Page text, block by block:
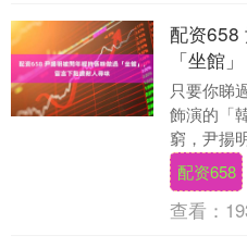
配资658
「坐館
只要你睇
飾演的「
窮，尹揚
用錢，做
廳送外賣
配资658
查看：